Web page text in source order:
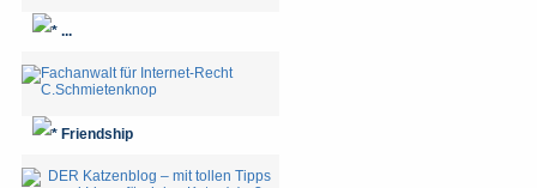
...
Friendship